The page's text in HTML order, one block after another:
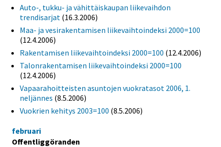
Auto-, tukku- ja vähittäiskaupan liikevaihdon
trendisarjat (16.3.2006)
Maa- ja vesirakentamisen liikevaihtoindeksi 2000=100
(12.4.2006)
Rakentamisen liikevaihtoindeksi 2000=100 (12.4.2006)
Talonrakentamisen liikevaihtoindeksi 2000=100
(12.4.2006)
Vapaarahoitteisten asuntojen vuokratasot 2006, 1.
neljännes (8.5.2006)
Vuokrien kehitys 2003=100 (8.5.2006)
februari
Offentliggöranden